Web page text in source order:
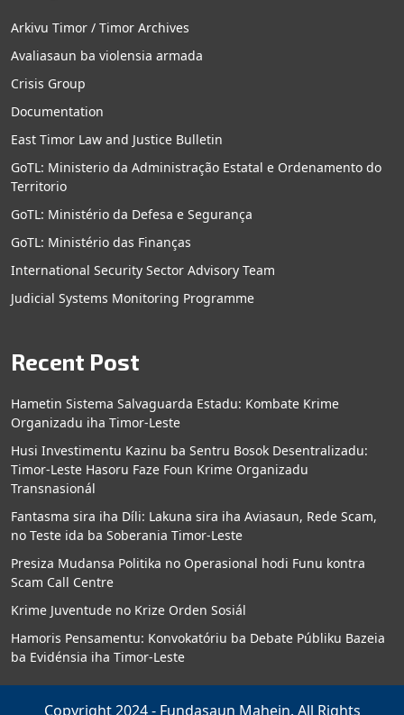
Arkivu Timor / Timor Archives
Avaliasaun ba violensia armada
Crisis Group
Documentation
East Timor Law and Justice Bulletin
GoTL: Ministerio da Administração Estatal e Ordenamento do
Territorio
GoTL: Ministério da Defesa e Segurança
GoTL: Ministério das Finanças
International Security Sector Advisory Team
Judicial Systems Monitoring Programme
Recent Post
Hametin Sistema Salvaguarda Estadu: Kombate Krime
Organizadu iha Timor-Leste
Husi Investimentu Kazinu ba Sentru Bosok Desentralizadu:
Timor-Leste Hasoru Faze Foun Krime Organizadu
Transnasionál
Fantasma sira iha Díli: Lakuna sira iha Aviasaun, Rede Scam,
no Teste ida ba Soberania Timor-Leste
Presiza Mudansa Politika no Operasional hodi Funu kontra
Scam Call Centre
Krime Juventude no Krize Orden Sosiál
Hamoris Pensamentu: Konvokatóriu ba Debate Públiku Bazeia
ba Evidénsia iha Timor-Leste
Copyright 2024 - Fundasaun Mahein. All Rights